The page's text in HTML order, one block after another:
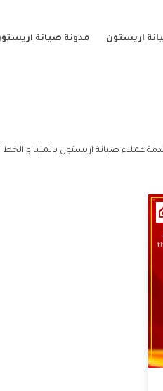
اريستون مدونة صيانة
عملاء صيانة اريستون بالمنيا و